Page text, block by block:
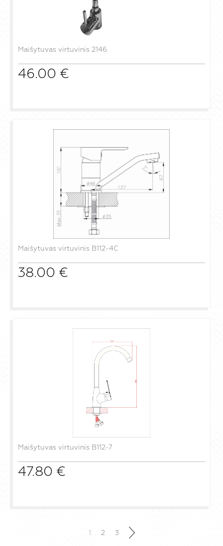
Maišytuvas virtuvinis 2146
46.00 €
Maišytuvas virtuvinis B112-4C
38.00 €
Maišytuvas virtuvinis B112-7
47.80 €
1 2 3